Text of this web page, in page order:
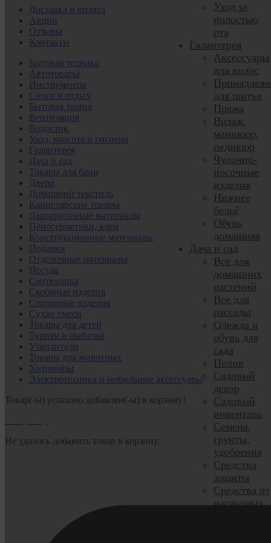
Уход за
полостью
рта
Галантерея
Аксессуары
для волос
для шитья
Пряжа
Визаж,
маникюр,
педикюр
Чулочно-
носочные
изделия
Нижнее
бельё
Обувь
домашняя
Дача и сад
Все для
домашних
растений
Все для
рассады
Одежда и
обувь для
сада
Полив
Садовый
декор
Садовый
инвентарь
Семена,
грунты,
удобрения
Средства
защиты
Средства от
насекомых
Доставка и оплата
Акции
Отзывы
Контакты
Бытовая техника
Автотовары
Инструменты
Спорт и отдых
Бытовая химия
Вентиляция
Водосток
Уход, красота и гигиена
Галантерея
Дача и сад
Товары для бани
Двери
Домашний текстиль
Канцелярские товары
Лакокрасочные материалы
Пеногерметики, клеи
Конструкционные материалы
Подарки
Отделочные материалы
Посуда
Сантехника
Скобяные изделия
Столярные изделия
Сухие смеси
Товары для детей
Туризм и рыбалка
Утеплители
Товары для животных
Хозтовары
Электротехника и мобильные аксессуары
Товар(-ы) успешно добавлен(-ы) в корзину!
Не удалось добавить товар в корзину.